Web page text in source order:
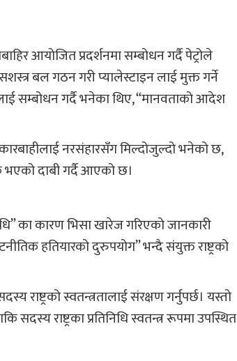
आयोजित प्रदर्शनमा सम्बोधन गर्दै पेट्रोले
बल गठन गरी प्यालेस्टाइन लाई मुक्त गर्ने
सम्बोधन गर्दै भनेका थिए, “मानवताको आदेश
नरसंहारसँग मिल्दोजुल्दो भनेको छ,
दाबी गर्दै आएको छ।
का कारण भिसा खारेज गरिएको जानकारी
हतियारको दुरुपयोग” भन्दै संयुक्त राष्ट्रको
राष्ट्रको स्वतन्त्रतालाई संरक्षण गर्नुपर्छ। यस्तो
राष्ट्रका प्रतिनिधि स्वतन्त्र रूपमा उपस्थित